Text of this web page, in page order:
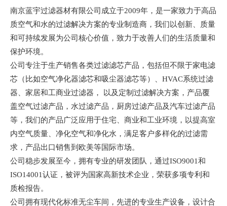
南京蓝宇过滤器材有限公司成立于2009年，是一家致力于高品
质空气和水的过滤解决方案的专业制造商，我们以创新、质量
和可持续发展为公司核心价值，致力于改善人们的生活质量和
保护环境。
公司专注于生产销售各类过滤滤芯产品，包括但不限于家电滤
芯（比如空气净化器滤芯和吸尘器滤芯等）、 HVAC系统过滤
器、家居和工商业过滤器， 以及定制过滤解决方案，产品覆
盖空气过滤产品，水过滤产品，厨房过滤产品及汽车过滤产品
等，我们的产品广泛应用于住宅、商业和工业环境，以提高室
内空气质量、净化空气和净化水，满足客户多样化的过滤需
求，产品出口销售到欧美等国际市场。
公司稳步发展至今，拥有专业的研发团队，通过ISO9001和
ISO14001认证，被评为国家高新技术企业，荣获多项专利和
质检报告。
公司拥有现代化标准无尘车间，先进的专业生产设备，设计合